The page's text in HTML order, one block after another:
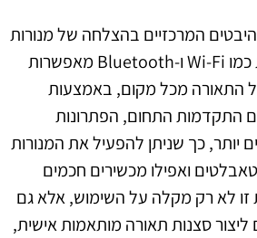
המרכזיים בהצלחה של מנורות
קיר חכמות. טכנולוגיות כמו Wi-Fi ו-Bluetooth מאפשרות
התאורה מכל מקום, באמצעות
עם התקדמות התחום, הפתרונות
יותר, כך שניתן להפעיל את המנורות
ואפילו מכשירים חכמים
זו לא רק מקלה על השימוש, אלא גם
סצנות תאורה מותאמות אישית,